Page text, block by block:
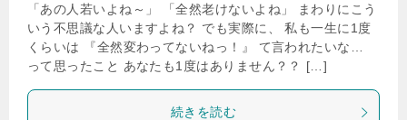
「あの人若いよね～」 「全然老けないよね」 まわりにこう
いう不思議な人いますよね？ でも実際に、 私も一生に1度
くらいは 『全然変わってないねっ！』 て言われたいな…
って思ったこと あなたも1度はありません？？ […]
続きを読む